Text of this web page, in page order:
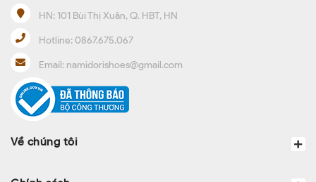
HN: 101 Bùi Thị Xuân, Q. HBT, HN
Hotline:0867.675.067
Email: namidorishoes@gmail.com
Về chúng tôi